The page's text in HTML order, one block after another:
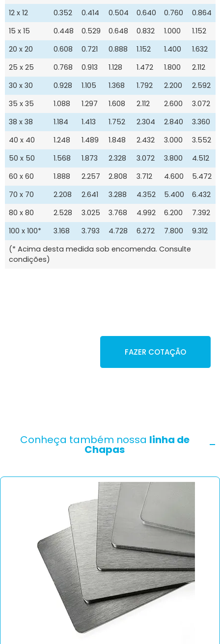
12 x 12
0.352 0.414 0.504 0.640 0.760
0.864
15 x 15
0.448 0.529 0.648 0.832 1.000
1.152
20 x 20
0.608 0.721 0.888 1.152 1.400
1.632
25 x 25
0.768 0.913 1.128 1.472 1.800
2.112
30 x 30
0.928 1.105 1.368 1.792 2.200
2.592
35 x 35
1.088 1.297 1.608 2.112 2.600
3.072
38 x 38
1.184 1.413 1.752 2.304 2.840
3.360
40 x 40
1.248 1.489 1.848 2.432 3.000
3.552
50 x 50
1.568 1.873 2.328 3.072 3.800
4.512
60 x 60
1.888 2.257 2.808 3.712 4.600
5.472
70 x 70
2.208 2.641 3.288 4.352 5.400
6.432
80 x 80
2.528 3.025 3.768 4.992 6.200
7.392
100 x 100*
3.168 3.793 4.728 6.272 7.800
9.312
(* Acima desta medida sob encomenda. Consulte
condições)
FAZER COTAÇÃO
Conheça também nossa linha de
Chapas